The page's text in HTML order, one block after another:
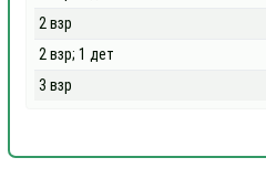
2 взр
2 взр; 1 дет
3 взр